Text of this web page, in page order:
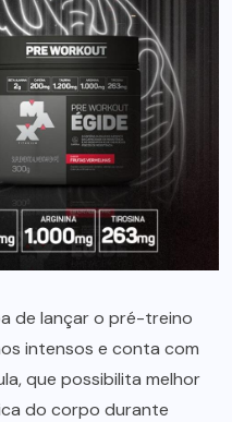
de lançar o pré-treino
intensos e conta com
que possibilita melhor
do corpo durante